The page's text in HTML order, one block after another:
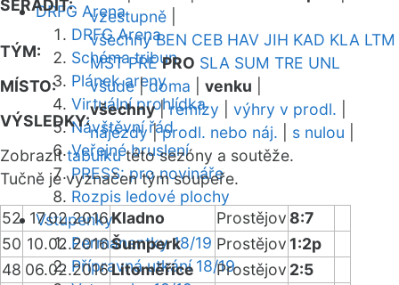
DRFG Arena
DRFG Arena
Schéma tribun
Plánek areny
Virtuální prohlídka
Návštěvní řád
Veřejné bruslení
PRESS: pro novináře
Rozpis ledové plochy
Vstupenky
Permanentky 18/19
Přípravná utkání 18/19
SEŘADIT:
vzestupně
TÝM:
všechny BEN CEB HAV JIH KAD KLA LTM
MST PRE PRO SLA SUM TRE UNL
MÍSTO:
všude|doma venku
VÝSLEDKY:
všechny|remízy výhry v prodl.
nájezdy|prodl. nebo náj. s nulou
Zobrazittabulkutéto sezóny a soutěže.
Tučně je vyznačen tým soupeře.
52 17.02.2016Kladno Prostějov 8:7
50 10.02.2016Šumperk Prostějov 1:2p
48 06.02.2016Litoměřice Prostějov 2:5